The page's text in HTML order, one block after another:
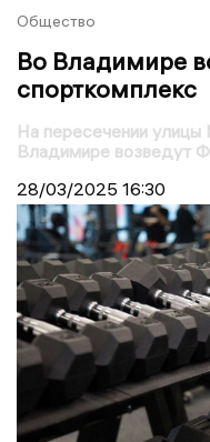
Общество
Во Владимире
спорткомплекс
На пересечении
Владимире возведут
28/03/2025 16:30